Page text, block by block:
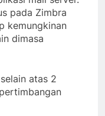
pada Zimbra
kemungkinan
dimasa
atas 2